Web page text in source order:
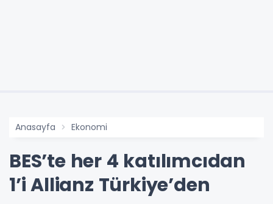
Anasayfa Ekonomi
BES’te her 4 katılımcıdan
1’i Allianz Türkiye’den